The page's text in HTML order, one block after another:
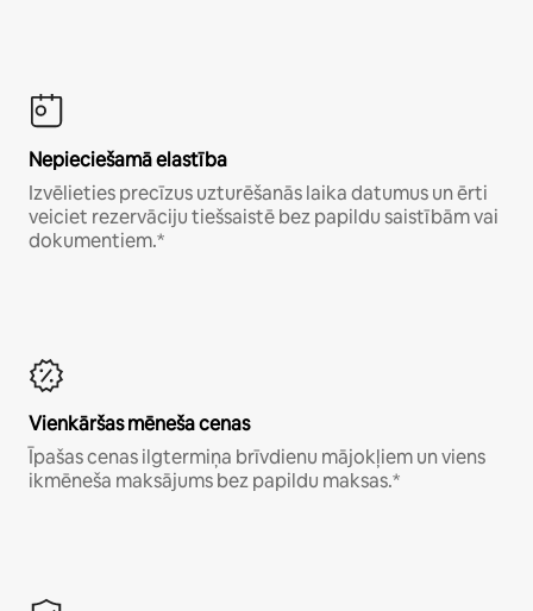
Nepieciešamā elastība
Izvēlieties precīzus uzturēšanās laika datumus un ērti
veiciet rezervāciju tiešsaistē bez papildu saistībām vai
dokumentiem.*
Vienkāršas mēneša cenas
Īpašas cenas ilgtermiņa brīvdienu mājokļiem un viens
ikmēneša maksājums bez papildu maksas.*